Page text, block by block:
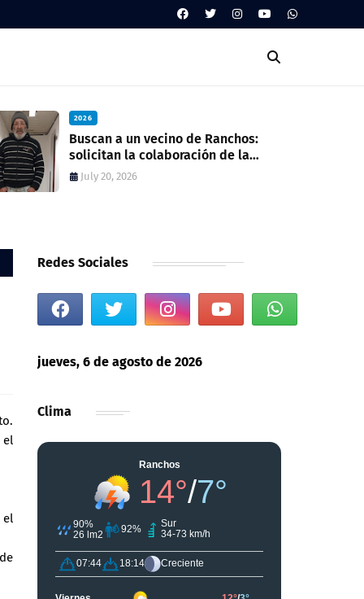
2026
Buscan a un vecino de Ranchos:
solicitan la colaboración de la
comunidad para dar con su paradero
July 20, 2026
el
el
Redes Sociales
jueves, 6 de agosto de 2026
Clima